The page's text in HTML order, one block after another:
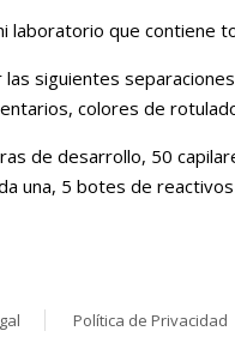
laboratorio que contiene
las siguientes
colores de
de desarrollo, 50
una, 5 botes de
Política de Privacidad